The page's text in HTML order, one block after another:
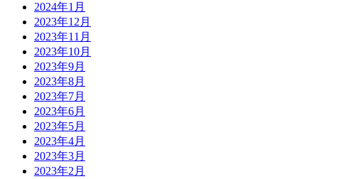
2024年1月
2023年12月
2023年11月
2023年10月
2023年9月
2023年8月
2023年7月
2023年6月
2023年5月
2023年4月
2023年3月
2023年2月